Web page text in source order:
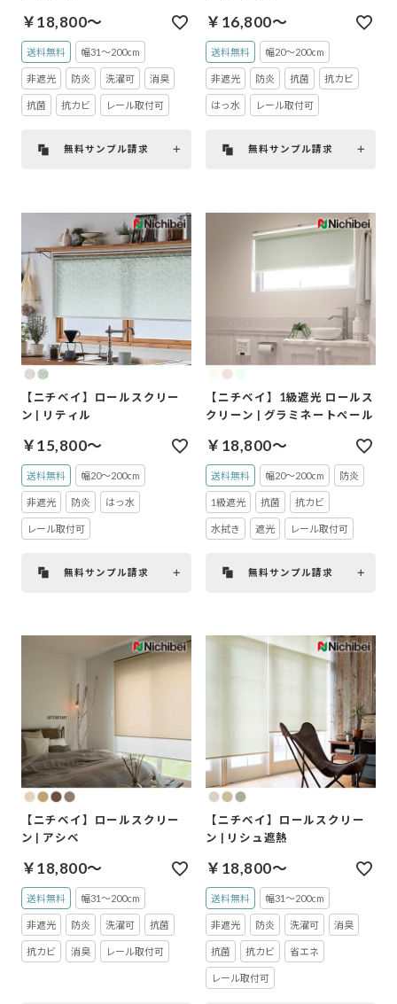
￥18,800～
送料無料 幅31～200cm
非遮光 防炎 洗濯可 消臭
抗菌 抗カビ レール取付可
無料サンプル請求
￥16,800～
送料無料 幅20～200cm
非遮光 防炎 抗菌 抗カビ
はっ水 レール取付可
無料サンプル請求
【ニチベイ】ロールスクリー
ン | リティル
￥15,800～
送料無料 幅20～200cm
非遮光 防炎 はっ水
レール取付可
無料サンプル請求
【ニチベイ】1級遮光 ロールス
クリーン | グラミネートペール
￥18,800～
送料無料 幅20～200cm 防炎
1級遮光 抗菌 抗カビ
水拭き 遮光 レール取付可
無料サンプル請求
【ニチベイ】ロールスクリー
ン | アシベ
￥18,800～
送料無料 幅31～200cm
非遮光 防炎 洗濯可 抗菌
抗カビ 消臭 レール取付可
【ニチベイ】ロールスクリー
ン | リシュ遮熱
￥18,800～
送料無料 幅31～200cm
非遮光 防炎 洗濯可 消臭
抗菌 抗カビ 省エネ
レール取付可